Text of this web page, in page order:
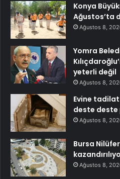
Konya
Ağustos’ta
Ağustos 8,
Yomra
yeterli değil
Ağustos 8,
Evine
deste
Ağustos 8,
Bursa
Ağustos 8,